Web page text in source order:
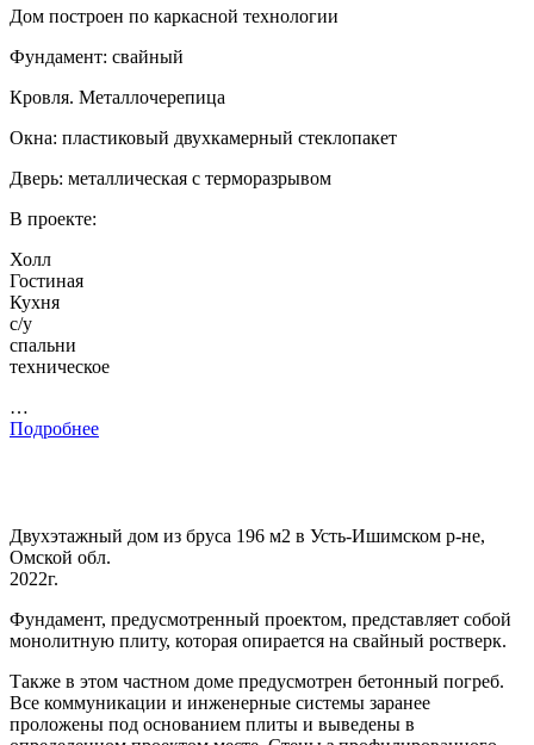
Дом построен по каркасной технологии
Фундамент: свайный
Кровля. Металлочерепица
Окна: пластиковый двухкамерный стеклопакет
Дверь: металлическая с терморазрывом
В проекте:
Холл
Гостиная
Кухня
с/у
спальни
техническое
…
Подробнее
Двухэтажный дом из бруса 196 м2 в Усть-Ишимском р-не,
Омской обл.
2022г.
Фундамент, предусмотренный проектом, представляет собой
монолитную плиту, которая опирается на свайный ростверк.
Также в этом частном доме предусмотрен бетонный погреб.
Все коммуникации и инженерные системы заранее
проложены под основанием плиты и выведены в